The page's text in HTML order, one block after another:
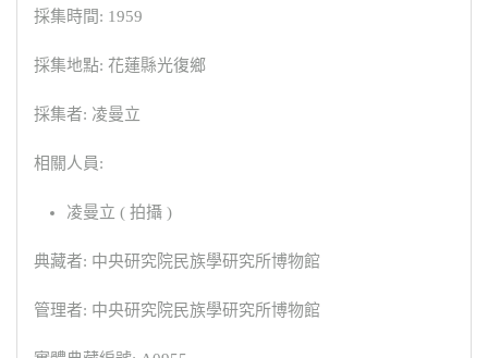
採集時間: 1959
採集地點: 花蓮縣光復鄉
採集者: 凌曼立
相關人員:
凌曼立 ( 拍攝 )
典藏者: 中央研究院民族學研究所博物館
管理者: 中央研究院民族學研究所博物館